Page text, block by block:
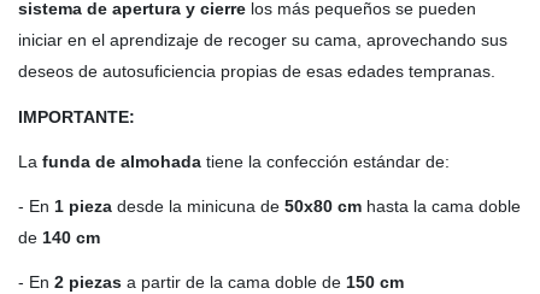
sistema de apertura y cierre los más pequeños se pueden
iniciar en el aprendizaje de recoger su cama, aprovechando sus
deseos de autosuficiencia propias de esas edades tempranas.
IMPORTANTE:
La funda de almohada tiene la confección estándar de:
- En 1 pieza desde la minicuna de 50x80 cm hasta la cama doble
de 140 cm
- En 2 piezas a partir de la cama doble de 150 cm